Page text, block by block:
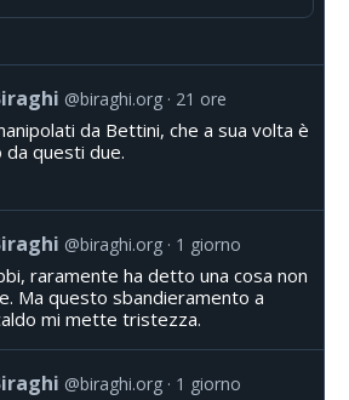
@biraghi.org 21 ore
da Bettini, che a sua volta è
da questi due.
@biraghi.org 1 giorno
raramente ha detto una cosa non
Ma questo sbandieramento a
mi mette tristezza.
@biraghi.org 1 giorno